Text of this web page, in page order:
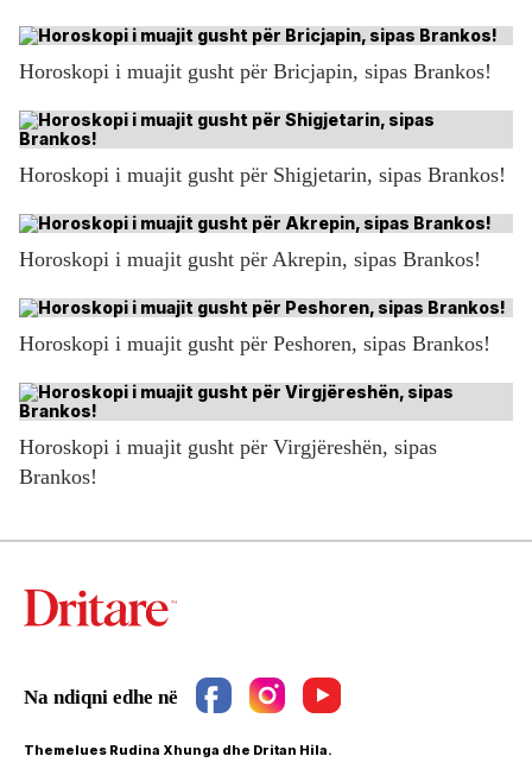
Horoskopi i muajit gusht për Bricjapin, sipas Brankos!
Horoskopi i muajit gusht për Shigjetarin, sipas Brankos!
Horoskopi i muajit gusht për Akrepin, sipas Brankos!
Horoskopi i muajit gusht për Peshoren, sipas Brankos!
Horoskopi i muajit gusht për Virgjëreshën, sipas
Brankos!
Themelues Rudina Xhunga dhe Dritan Hila.